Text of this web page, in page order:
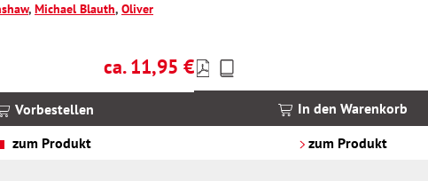
, Michael Blauth, Oliver
Regulärer Preis:
ca. 11,95 €
Vorbestellen
zum Produkt
Preise
inkl.
In den Warenkorb
zum Produkt